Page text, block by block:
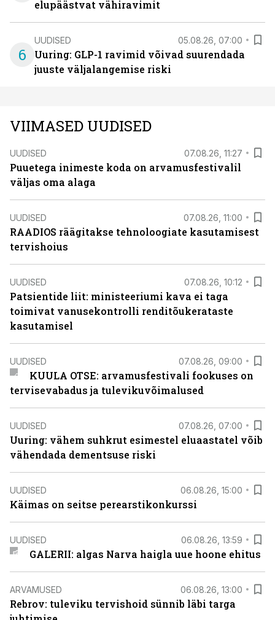
elupäästvat vähiravimit
6
UUDISED 05.08.26, 07:00
Uuring: GLP-1 ravimid võivad suurendada
juuste väljalangemise riski
VIIMASED UUDISED
UUDISED 07.08.26, 11:27
Puuetega inimeste koda on arvamusfestivalil
väljas oma alaga
UUDISED 07.08.26, 11:00
RAADIOS räägitakse tehnoloogiate kasutamisest
tervishoius
UUDISED 07.08.26, 10:12
Patsientide liit: ministeeriumi kava ei taga
toimivat vanusekontrolli renditõukerataste
kasutamisel
UUDISED 07.08.26, 09:00
KUULA OTSE: arvamusfestivali fookuses on
tervisevabadus ja tulevikuvõimalused
UUDISED 07.08.26, 07:00
Uuring: vähem suhkrut esimestel eluaastatel võib
vähendada dementsuse riski
UUDISED 06.08.26, 15:00
Käimas on seitse perearstikonkurssi
UUDISED 06.08.26, 13:59
GALERII: algas Narva haigla uue hoone ehitus
ARVAMUSED 06.08.26, 13:00
Rebrov: tuleviku tervishoid sünnib läbi targa